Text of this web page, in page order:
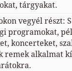
tárgyakat.
vegyél részt:
programokat,
koncerteket,
remek alkalmat